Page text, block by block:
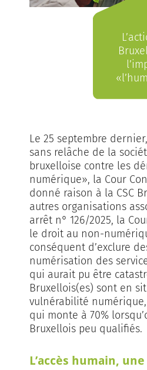
Le 25 septembre
sans relâche de la
bruxelloise contre les
numérique», la Cour
donné raison à la CSC
autres organisations
arrêt n° 126/2025, la
le droit au non-
conséquent d’exclure
numérisation des
qui aurait pu être
Bruxellois(es) sont en
vulnérabilité
qui monte à 70%
Bruxellois peu qualifiés.
L’accès humain,